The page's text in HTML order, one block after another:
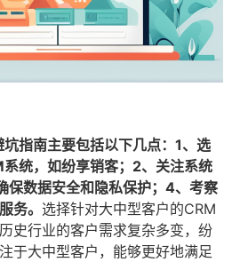
指南主要包括以下几点：1、选
统，如纷享销客；2、关注系统
保数据安全和隐私保护；4、考察
务。 选择针对大中型客户的CRM
史行业的客户需求复杂多变，纷
于大中型客户，能够更好地满足